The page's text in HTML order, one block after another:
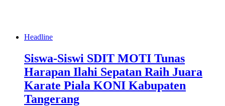
Headline
Siswa-Siswi SDIT MOTI Tunas
Harapan Ilahi Sepatan Raih Juara
Karate Piala KONI Kabupaten
Tangerang